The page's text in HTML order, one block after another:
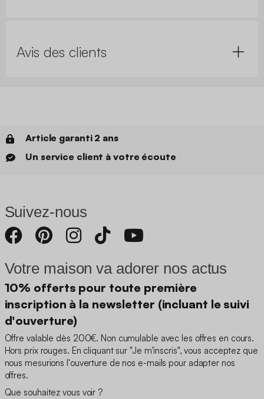
Avis des clients
Article garanti 2 ans
Un service client à votre écoute
Suivez-nous
Votre maison va adorer nos actus
10% offerts pour toute première
inscription à la newsletter (incluant le suivi
d'ouverture)
Offre valable dès 200€. Non cumulable avec les offres en cours.
Hors prix rouges. En cliquant sur "Je m'inscris", vous acceptez que
nous mesurions l'ouverture de nos e-mails pour adapter nos
offres.
Que souhaitez vous voir ?